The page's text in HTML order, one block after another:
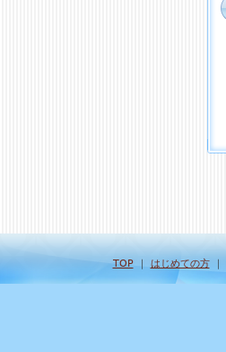
TOP｜ はじめての方｜